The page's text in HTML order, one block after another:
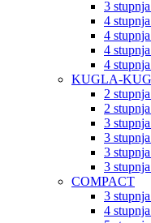
3
4
4
4
4
KUGLA-
2
2
3
3
3
3
COMPACT
3
4